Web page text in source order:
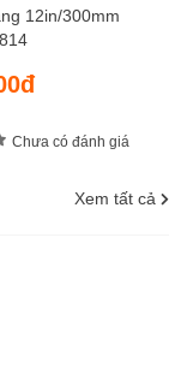
12in/300mm
Chưa có đánh giá
Xem tất cả